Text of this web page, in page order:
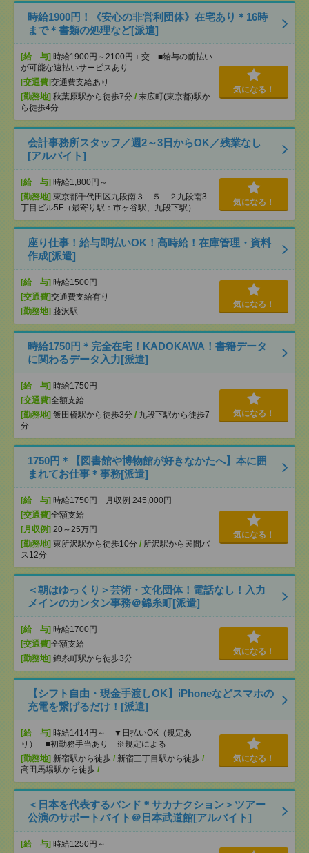
時給1900円！《安心の非営利団体》在宅あり＊16時
まで＊書類の処理など[派遣]
[給 与] 時給1900円～2100円＋交 ■給与の前払い
が可能な速払いサービスあり
[交通費]交通費支給あり
[勤務地] 秋葉原駅から徒歩7分 / 末広町(東京都)駅か
ら徒歩4分
気になる！
会計事務所スタッフ／週2～3日からOK／残業なし
[アルバイト]
[給 与] 時給1,800円～
[勤務地] 東京都千代田区九段南３－５－２九段南3
丁目ビル5F（最寄り駅：市ヶ谷駅、九段下駅）
気になる！
座り仕事！給与即払いOK！高時給！在庫管理・資料
作成[派遣]
[給 与] 時給1500円
[交通費]交通費支給有り
[勤務地] 藤沢駅
気になる！
時給1750円＊完全在宅！KADOKAWA！書籍データ
に関わるデータ入力[派遣]
[給 与] 時給1750円
[交通費]全額支給
[勤務地] 飯田橋駅から徒歩3分 / 九段下駅から徒歩7
分
気になる！
1750円＊【図書館や博物館が好きなかたへ】本に囲
まれてお仕事＊事務[派遣]
[給 与] 時給1750円 月収例 245,000円
[交通費]全額支給
[月収例] 20～25万円
[勤務地] 東所沢駅から徒歩10分 / 所沢駅から民間バ
ス12分
気になる！
＜朝はゆっくり＞芸術・文化団体！電話なし！入力
メインのカンタン事務＠錦糸町[派遣]
[給 与] 時給1700円
[交通費]全額支給
[勤務地] 錦糸町駅から徒歩3分
気になる！
【シフト自由・現金手渡しOK】iPhoneなどスマホの
充電を繋げるだけ！[派遣]
[給 与] 時給1414円～ ▼日払いOK（規定あ
り） ■初勤務手当あり ※規定による
[勤務地] 新宿駅から徒歩 / 新宿三丁目駅から徒歩 /
高田馬場駅から徒歩 / …
気になる！
＜日本を代表するバンド＊サカナクション＞ツアー
公演のサポートバイト＠日本武道館[アルバイト]
[給 与] 時給1250円～